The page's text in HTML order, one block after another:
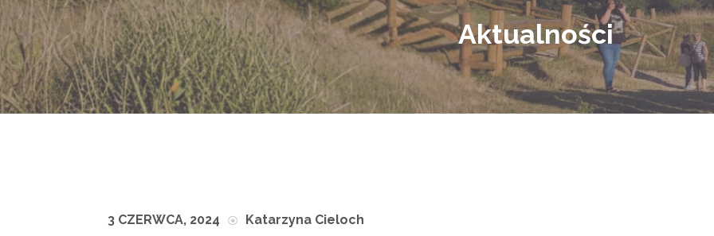
Aktualności
3 CZERWCA, 2024 Katarzyna Cieloch